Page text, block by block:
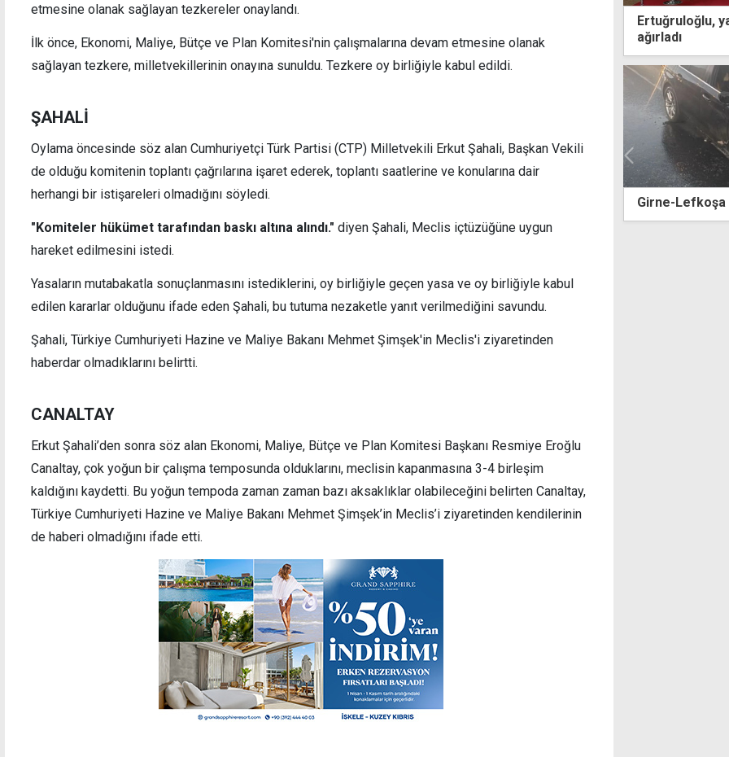
etmesine olanak sağlayan tezkereler onaylandı.
İlk önce, Ekonomi, Maliye, Bütçe ve Plan Komitesi'nin çalışmalarına devam etmesine olanak
sağlayan tezkere, milletvekillerinin onayına sunuldu. Tezkere oy birliğiyle kabul edildi.
ŞAHALİ
Oylama öncesinde söz alan Cumhuriyetçi Türk Partisi (CTP) Milletvekili Erkut Şahali, Başkan Vekili
de olduğu komitenin toplantı çağrılarına işaret ederek, toplantı saatlerine ve konularına dair
herhangi bir istişareleri olmadığını söyledi.
"Komiteler hükümet tarafından baskı altına alındı." diyen Şahali, Meclis içtüzüğüne uygun
hareket edilmesini istedi.
Yasaların mutabakatla sonuçlanmasını istediklerini, oy birliğiyle geçen yasa ve oy birliğiyle kabul
edilen kararlar olduğunu ifade eden Şahali, bu tutuma nezaketle yanıt verilmediğini savundu.
Şahali, Türkiye Cumhuriyeti Hazine ve Maliye Bakanı Mehmet Şimşek'in Meclis'i ziyaretinden
haberdar olmadıklarını belirtti.
CANALTAY
Erkut Şahali’den sonra söz alan Ekonomi, Maliye, Bütçe ve Plan Komitesi Başkanı Resmiye Eroğlu
Canaltay, çok yoğun bir çalışma temposunda olduklarını, meclisin kapanmasına 3-4 birleşim
kaldığını kaydetti. Bu yoğun tempoda zaman zaman bazı aksaklıklar olabileceğini belirten Canaltay,
Türkiye Cumhuriyeti Hazine ve Maliye Bakanı Mehmet Şimşek’in Meclis’i ziyaretinden kendilerinin
de haberi olmadığını ifade etti.
Ertuğruloğlu,
ağırladı
Sıcaklık mevsim normallerinde seyrediyor
Üstel: 5 yaş
gündemde yok